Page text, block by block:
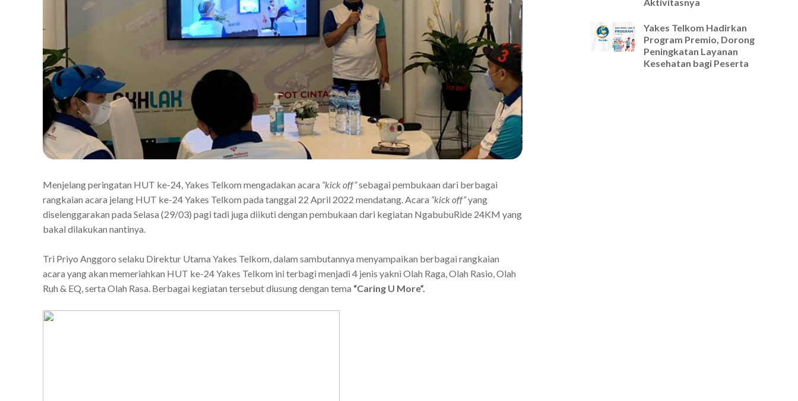
Menjelang peringatan HUT ke-24, Yakes Telkom mengadakan acara “kick off”sebagai pembukaan dari berbagai
rangkaian acara jelang HUT ke-24 Yakes Telkom pada tanggal 22 April 2022 mendatang. Acara “kick off”yang
diselenggarakan pada Selasa (29/03) pagi tadi juga diikuti dengan pembukaan dari kegiatan NgabubuRide 24KM yang
bakal dilakukan nantinya.
Tri Priyo Anggoro selaku Direktur Utama Yakes Telkom, dalam sambutannya menyampaikan berbagai rangkaian
acara yang akan memeriahkan HUT ke-24 Yakes Telkom ini terbagi menjadi 4 jenis yakni Olah Raga, Olah Rasio, Olah
Ruh & EQ, serta Olah Rasa. Berbagai kegiatan tersebut diusung dengan tema “Caring U More”.
Aktivitasnya
Yakes Telkom Hadirkan
Program Premio, Dorong
Peningkatan Layanan
Kesehatan bagi Peserta